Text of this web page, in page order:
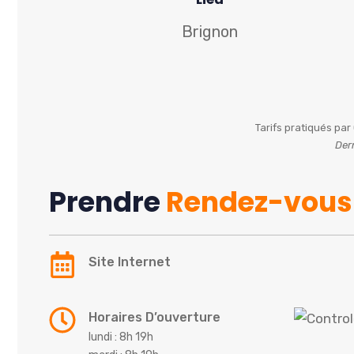
Brignon
Tarifs pratiqués par
Prendre Rendez-vous
Site Internet
Horaires D’ouverture
lundi : 8h 19h